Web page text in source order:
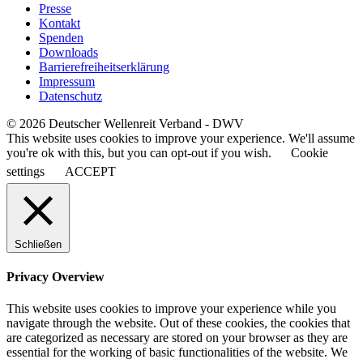
Presse
Kontakt
Spenden
Downloads
Barrierefreiheitserklärung
Impressum
Datenschutz
© 2026 Deutscher Wellenreit Verband - DWV
This website uses cookies to improve your experience. We'll assume
you're ok with this, but you can opt-out if you wish.
Cookie
settings
ACCEPT
Schließen
Privacy Overview
This website uses cookies to improve your experience while you
navigate through the website. Out of these cookies, the cookies that
are categorized as necessary are stored on your browser as they are
essential for the working of basic functionalities of the website. We